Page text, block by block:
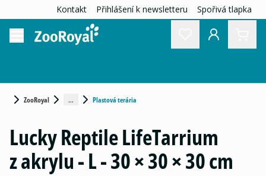
Kontakt Přihlášení k newsletteru Spořivá tlapka
ZooRoyal ... Plastová terária
Lucky Reptile LifeTarrium
z akrylu - L - 30 × 30 × 30 cm